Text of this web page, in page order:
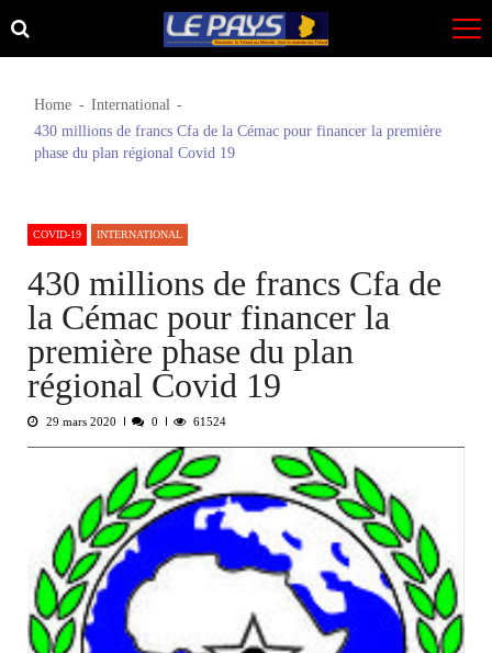
Skip
to
Skip
to
Home
International
430 millions de francs Cfa de la Cémac pour financer la première
phase du plan régional Covid 19
COVID-19 INTERNATIONAL
430 millions de francs Cfa de
la Cémac pour financer la
première phase du plan
régional Covid 19
29 mars 2020 0 61524